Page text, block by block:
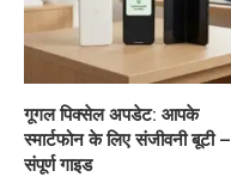
गूगल पिक्सेल अपडेट: आपके
स्मार्टफोन के लिए संजीवनी बूटी –
संपूर्ण गाइड